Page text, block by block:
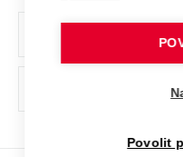
Ochrana osobních údajů
odkaz)
Povolit